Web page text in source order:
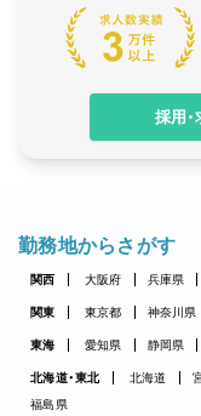
採用
勤務地からさがす
関西 大阪府 兵庫県
関東 東京都 神奈川県
東海 愛知県 静岡県
北海道・東北 北海道
福島県